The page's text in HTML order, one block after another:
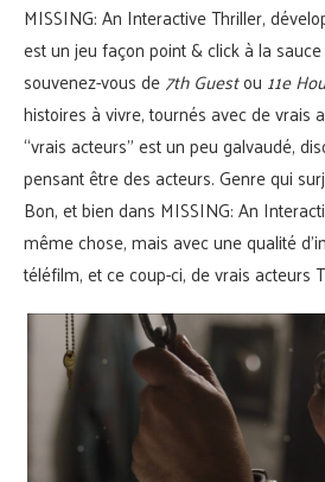
MISSING: An Interactive Thriller,
est un jeu façon point & click à la
souvenez-vous de7th Guestou 11e
histoires à vivre, tournés avec de vrais
“vrais acteurs” est un peu galvaudé,
pensant être des acteurs. Genre qui
Bon, et bien dans MISSING: An
même chose, mais avec une qualité
téléfilm, et ce coup-ci, de vrais acteurs